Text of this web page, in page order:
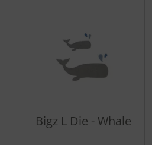
Bigz L Die - Whale